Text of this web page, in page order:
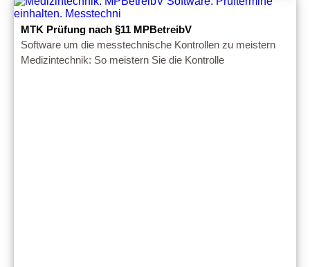
MTK Prüfung nach §11 MPBetreibV
Software um die messtechnische Kontrollen zu meistern
Medizintechnik: So meistern Sie die Kontrolle